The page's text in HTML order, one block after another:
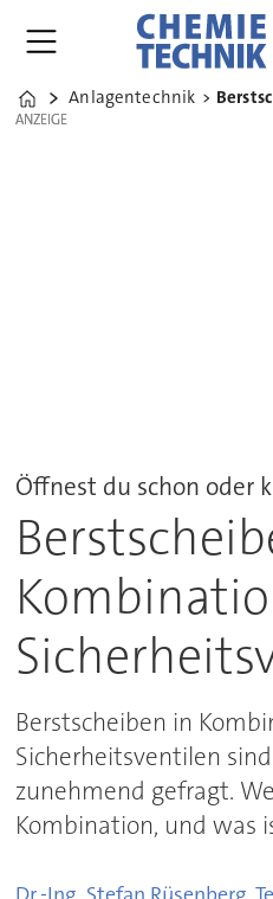
Home
Anlagentechnik
ANZEIGE
ANZEIGE
Öffnest du schon oder
Berstscheiben in
Sicherheitsventilen
zunehmend gefragt.
Kombination, und was